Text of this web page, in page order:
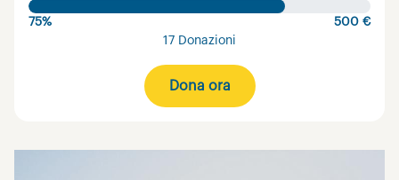
75%
500 €
17 Donazioni
Dona ora